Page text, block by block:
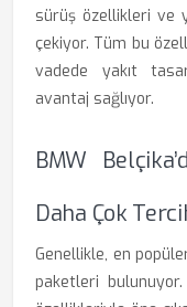
sürüş özellikleri ve
çekiyor. Tüm bu
vadede yakıt
avantaj sağlıyor.
BMW
Daha Çok
Genellikle, en
paketleri